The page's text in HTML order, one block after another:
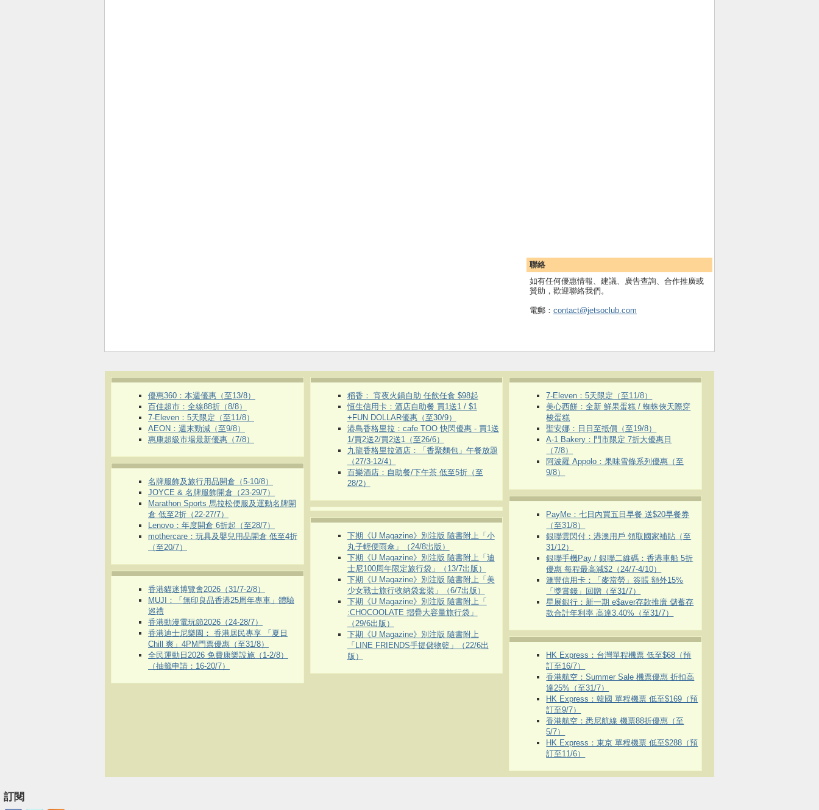
聯絡
如有任何優惠情報、建議、廣告查詢、合作推廣或
贊助，歡迎聯絡我們。
電郵： contact@jetsoclub.com
優惠360：本週優惠（至13/8）
百佳超市：全線88折（8/8）
7-Eleven：5天限定（至11/8）
AEON：週末勁減（至9/8）
惠康超級市場最新優惠（7/8）
名牌服飾及旅行用品開倉（5-10/8）
JOYCE & 名牌服飾開倉（23-29/7）
Marathon Sports 馬拉松便服及運動名牌開
倉 低至2折（22-27/7）
Lenovo：年度開倉 6折起（至28/7）
mothercare：玩具及嬰兒用品開倉 低至4折
（至20/7）
香港貓迷博覽會2026（31/7-2/8）
MUJI：「無印良品香港25周年專車」體驗
巡禮
香港動漫電玩節2026（24-28/7）
香港迪士尼樂園： 香港居民專享 「夏日
Chill 爽」4PM門票優惠（至31/8）
全民運動日2026 免費康樂設施（1-2/8）
（抽籤申請：16-20/7）
稻香： 宵夜火鍋自助 任飲任食 $98起
恒生信用卡：酒店自助餐 買1送1 / $1
+FUN DOLLAR優惠（至30/9）
港島香格里拉：cafe TOO 快閃優惠 - 買1送
1/買2送2/買2送1（至26/6）
九龍香格里拉酒店：「香聚麵包」午餐放題
（27/3-12/4）
百樂酒店：自助餐/下午茶 低至5折（至
28/2）
下期《U Magazine》別注版 隨書附上「小
丸子輕便雨傘」（24/8出版）
下期《U Magazine》別注版 隨書附上「迪
士尼100周年限定旅行袋」（13/7出版）
下期《U Magazine》別注版 隨書附上「美
少女戰士旅行收納袋套裝」（6/7出版）
下期《U Magazine》別注版 隨書附上「
:CHOCOOLATE 摺疊大容量旅行袋」
（29/6出版）
下期《U Magazine》別注版 隨書附上
「LINE FRIENDS手提儲物籃」（22/6出
版）
7-Eleven：5天限定（至11/8）
美心西餅：全新 鮮果蛋糕 / 蜘蛛俠天際穿
梭蛋糕
聖安娜：日日至抵價（至19/8）
A-1 Bakery：門市限定 7折大優惠日
（7/8）
阿波羅 Appolo：果味雪條系列優惠（至
9/8）
PayMe：七日內買五日早餐 送$20早餐券
（至31/8）
銀聯雲閃付：港澳用戶 領取國家補貼（至
31/12）
銀聯手機Pay / 銀聯二維碼：香港車船 5折
優惠 每程最高減$2（24/7-4/10）
滙豐信用卡：「麥當勞」簽賬 額外15%
「獎賞錢」回贈（至31/7）
星展銀行：新一期 e$aver存款推廣 儲蓄存
款合計年利率 高達3.40%（至31/7）
HK Express：台灣單程機票 低至$68（預
訂至16/7）
香港航空：Summer Sale 機票優惠 折扣高
達25%（至31/7）
HK Express：韓國 單程機票 低至$169（預
訂至9/7）
香港航空：悉尼航線 機票88折優惠（至
5/7）
HK Express：東京 單程機票 低至$288（預
訂至11/6）
訂閱